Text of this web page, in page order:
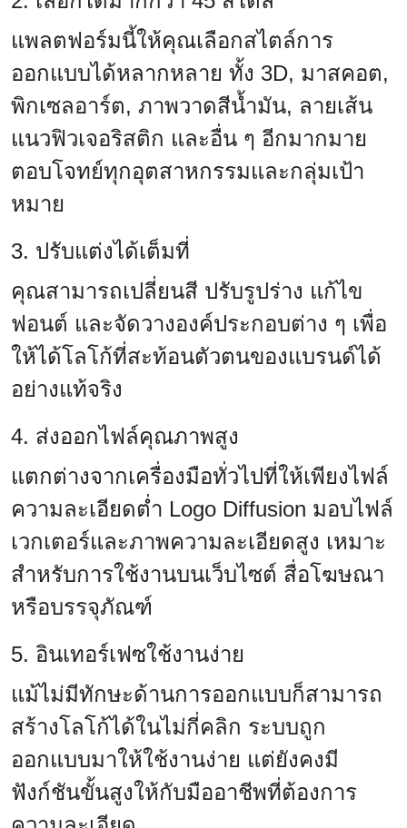
แพลตฟอร์มนี้ให้คุณเลือกสไตล์การ
ออกแบบได้หลากหลาย ทั้ง 3D, มาสคอต,
พิกเซลอาร์ต, ภาพวาดสีน้ำมัน, ลายเส้น
แนวฟิวเจอริสติก และอื่น ๆ อีกมากมาย
ตอบโจทย์ทุกอุตสาหกรรมและกลุ่มเป้า
หมาย
3. ปรับแต่งได้เต็มที่
คุณสามารถเปลี่ยนสี ปรับรูปร่าง แก้ไข
ฟอนต์ และจัดวางองค์ประกอบต่าง ๆ เพื่อ
ให้ได้โลโก้ที่สะท้อนตัวตนของแบรนด์ได้
อย่างแท้จริง
4. ส่งออกไฟล์คุณภาพสูง
แตกต่างจากเครื่องมือทั่วไปที่ให้เพียงไฟล์
ความละเอียดต่ำ Logo Diffusion มอบไฟล์
เวกเตอร์และภาพความละเอียดสูง เหมาะ
สำหรับการใช้งานบนเว็บไซต์ สื่อโฆษณา
หรือบรรจุภัณฑ์
5. อินเทอร์เฟซใช้งานง่าย
แม้ไม่มีทักษะด้านการออกแบบก็สามารถ
สร้างโลโก้ได้ในไม่กี่คลิก ระบบถูก
ออกแบบมาให้ใช้งานง่าย แต่ยังคงมี
ฟังก์ชันขั้นสูงให้กับมืออาชีพที่ต้องการ